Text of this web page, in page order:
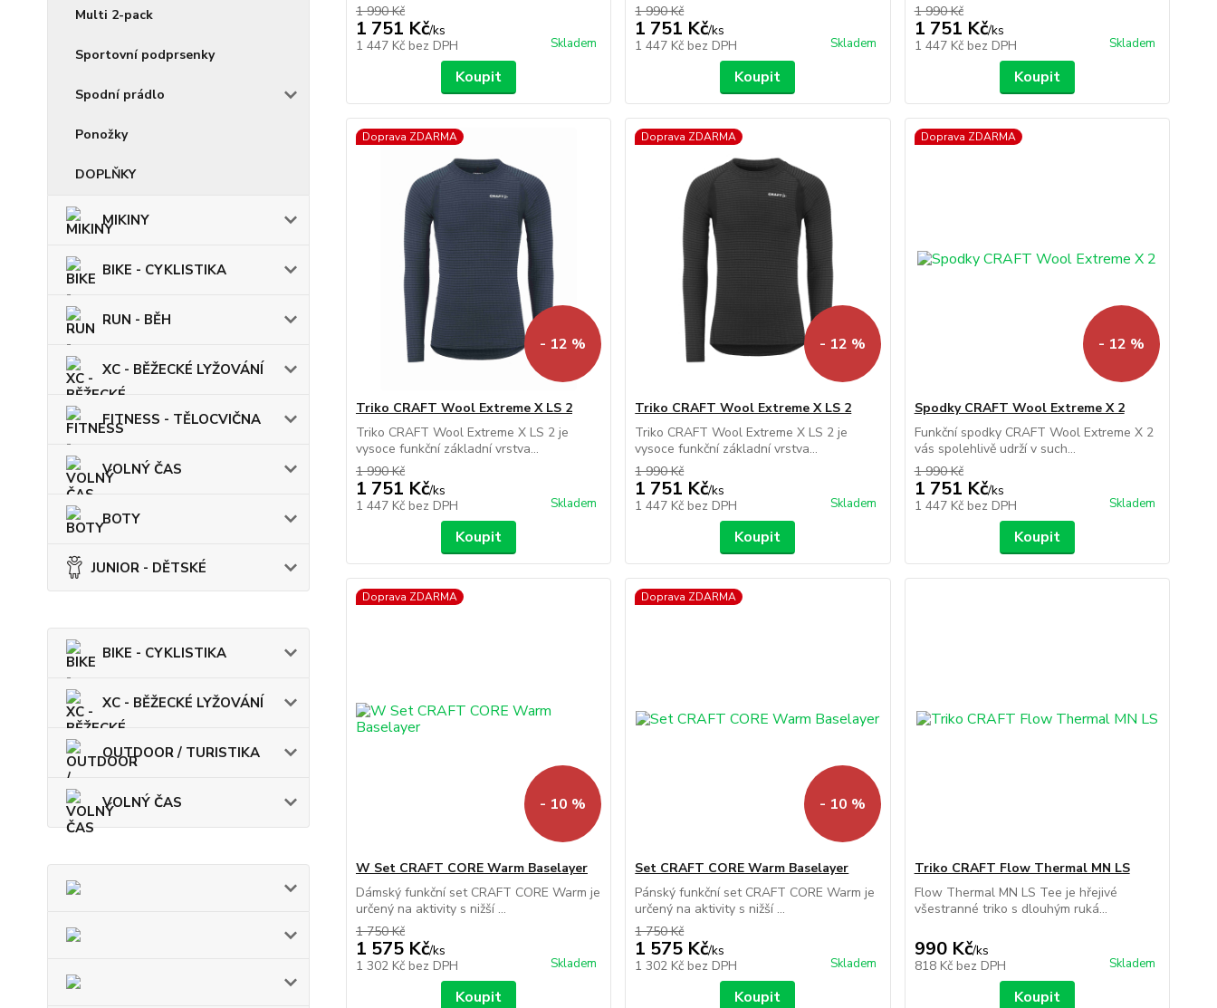
Multi 2-pack
Sportovní podprsenky
Spodní prádlo
Ponožky
DOPLŇKY
MIKINY
BIKE - CYKLISTIKA
RUN - BĚH
XC - BĚŽECKÉ LYŽOVÁNÍ
FITNESS - TĚLOCVIČNA
VOLNÝ ČAS
BOTY
JUNIOR - DĚTSKÉ
BIKE - CYKLISTIKA
XC - BĚŽECKÉ LYŽOVÁNÍ
OUTDOOR / TURISTIKA
VOLNÝ ČAS
1 990 Kč
1 751 Kč/ks
1 447 Kč bez DPH Skladem
Koupit
1 990 Kč
1 751 Kč/ks
1 447 Kč bez DPH Skladem
Koupit
1 990 Kč
1 751 Kč/ks
1 447 Kč bez DPH Skladem
Koupit
Doprava ZDARMA
- 12 %
Triko CRAFT Wool Extreme X LS 2
Triko CRAFT Wool Extreme X LS 2 je
vysoce funkční základní vrstva...
1 990 Kč
1 751 Kč/ks
1 447 Kč bez DPH Skladem
Koupit
Doprava ZDARMA
- 12 %
Triko CRAFT Wool Extreme X LS 2
Triko CRAFT Wool Extreme X LS 2 je
vysoce funkční základní vrstva...
1 990 Kč
1 751 Kč/ks
1 447 Kč bez DPH Skladem
Koupit
Doprava ZDARMA
- 12 %
Spodky CRAFT Wool Extreme X 2
Funkční spodky CRAFT Wool Extreme X 2
vás spolehlivě udrží v such...
1 990 Kč
1 751 Kč/ks
1 447 Kč bez DPH Skladem
Koupit
Doprava ZDARMA
- 10 %
W Set CRAFT CORE Warm Baselayer
Dámský funkční set CRAFT CORE Warm je
určený na aktivity s nižší ...
1 750 Kč
1 575 Kč/ks
1 302 Kč bez DPH Skladem
Koupit
Doprava ZDARMA
- 10 %
Set CRAFT CORE Warm Baselayer
Pánský funkční set CRAFT CORE Warm je
určený na aktivity s nižší ...
1 750 Kč
1 575 Kč/ks
1 302 Kč bez DPH Skladem
Koupit
Triko CRAFT Flow Thermal MN LS
Flow Thermal MN LS Tee je hřejivé
všestranné triko s dlouhým ruká...
990 Kč/ks
818 Kč bez DPH Skladem
Koupit